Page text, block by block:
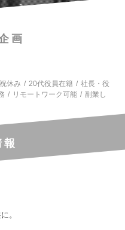
画
休み 20代役員在籍
社長・役
リモートワーク可能
副業し
。